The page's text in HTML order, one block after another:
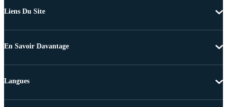
Liens Du Site
En Savoir Davantage
Langues